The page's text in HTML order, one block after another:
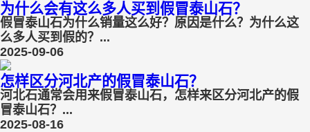
为什么会有这么多人买到假冒泰山石？
假冒泰山石为什么销量这么好？原因是什么？为什么这
么多人买到假的？...
2025-09-06
怎样区分河北产的假冒泰山石？
河北石通常会用来假冒泰山石，怎样来区分河北产的假
冒泰山石？...
2025-08-16